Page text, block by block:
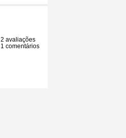
2 avaliações
1 comentários